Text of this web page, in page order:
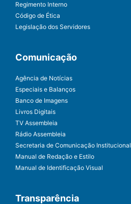
Regimento Interno
Código de Ética
Legislação dos Servidores
Comunicação
Agência de Notícias
Especiais e Balanços
Banco de Imagens
Livros Digitais
TV Assembleia
Rádio Assembleia
Secretaria de Comunicação Institucional
Manual de Redação e Estilo
Manual de Identificação Visual
Transparência